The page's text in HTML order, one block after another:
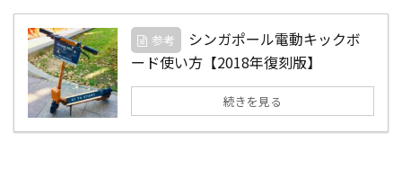
参考
シンガポール電動キックボ
ード使い方【2018年復刻版】
続きを見る